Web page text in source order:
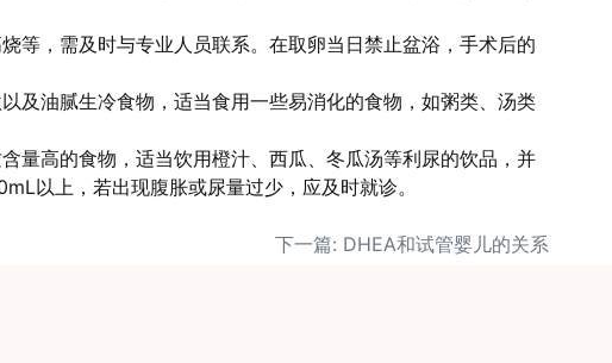
等，需及时与专业人员联系。在取卵当日禁止盆浴，手术后的
及油腻生冷食物，适当食用一些易消化的食物，如粥类、汤类
量高的食物，适当饮用橙汁、西瓜、冬瓜汤等利尿的饮品，并
以上，若出现腹胀或尿量过少，应及时就诊。
下一篇: DHEA和试管婴儿的关系